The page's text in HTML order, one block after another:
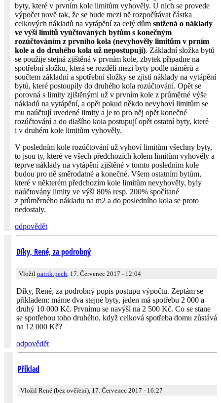
byty, které v prvním kole limitům vyhověly. U nich se provede
výpočet nově tak, že se bude mezi ně rozpočítávat částka
celkových nákladů na vytápění za celý dům snížená o náklady
ve výši limitů vyúčtováných bytům s konečným
rozúčtováním z prvního kola (nevyhověly limitům v prním
kole a do druhého kola už nepostupují). Základní složka bytů
se použije stejná zjištěná v prvním kole, zbytek připadne na
spotřební složku, která se rozdělí mezi byty podle náměrů a
součtem základní a spotřební složky se zjistí náklady na vytápění
bytů, které postoupily do druhého kola rozúčtování. Opět se
porovná s limity zjištěnými už v prvním kole z průměrné výše
nákladů na vytápění, a opět pokud někdo nevyhoví limitům se
mu naúčtují uvedené limity a je to pro něj opět konečné
rozúčtování a do dlašího kola postupují opět ostatní byty, které
i v druhém kole limitům vyhověly.
V posledním kole rozúčtování už vyhoví limitům všechny byty,
to jsou ty, které ve všech předchozích kolem limitům vyhověly a
teprve náklady na vytápění zjištěné v tomto posledním kole
budou pro ně směrodatné a konečné. Všem ostatním bytům,
které v některém předchozím kole limitům nevyhověly, byly
naúčtovány limity ve výši 80% resp. 200% spočítané
z průměrného nákladu na m2 a do posledního kola se proto
nedostaly.
odpovědět
Díky, René, za podrobný
Vložil patrik.pech , 17. Červenec 2017 - 12:04
Díky, René, za podrobný popis postupu výpočtu. Zeptám se
příkladem: máme dva stejné byty, jeden má spotřebu 2 000 a
druhý 10 000 Kč. Prvnímu se navýší na 2 500 Kč. Co se stane
se spotřebou toho druhého, když celková spotřeba domu zůstává
na 12 000 Kč?
odpovědět
Příklad
Vložil René (bez ověření), 17. Červenec 2017 - 16:27